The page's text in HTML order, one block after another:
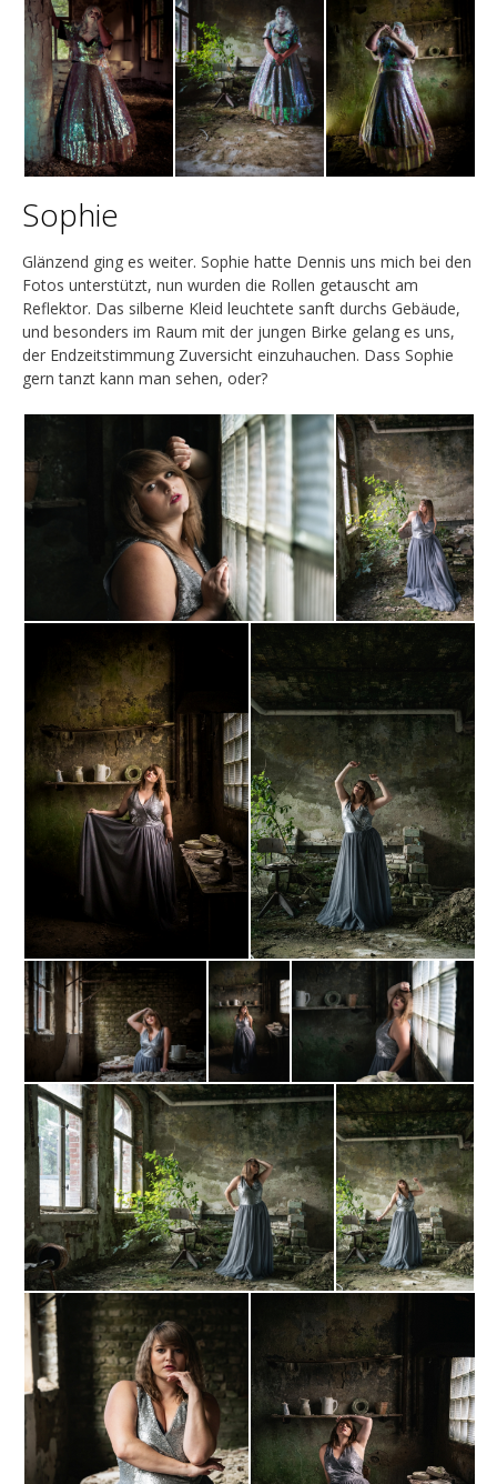
Sophie
Glänzend ging es weiter. Sophie hatte Dennis uns mich bei den
Fotos unterstützt, nun wurden die Rollen getauscht am
Reflektor. Das silberne Kleid leuchtete sanft durchs Gebäude,
und besonders im Raum mit der jungen Birke gelang es uns,
der Endzeitstimmung Zuversicht einzuhauchen. Dass Sophie
gern tanzt kann man sehen, oder?